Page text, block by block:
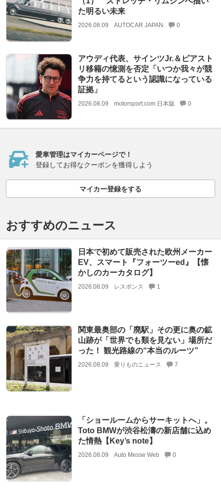
た明るい未来
2026.08.09 AUTOCAR JAPAN 0
アウディ代表、サインツJr.＆ピアスト
リ移籍の憶測を否定「いつか我々が競
争力を持てるという認識になっている
証拠」
2026.08.09 motorsport.com 日本版 0
愛車管理はマイカーページで！
登録してお得なクーポンを獲得しよう
マイカー登録をする
おすすめのニュース
日本で初めて販売された欧州メーカー
EV、スマート『フォーツーed』【懐
かしのカーカタログ】
2026.08.09 レスポンス 1
関東最奥部の「廃駅」その更に奥の鉱
山跡が「世界でも類を見ない」場所だ
った！ 観光路線の“本当のルーツ”
2026.08.09 乗りものニュース 7
「ショールームからサーキットへ」。
Toto BMWが渋谷松濤の新店舗に込め
た情熱【Key’s note】
2026.08.09 Auto Messe Web 0